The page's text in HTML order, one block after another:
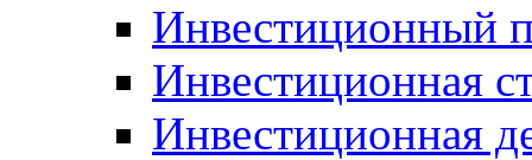
Инвестиционный
Инвестиционная
Инвестиционная